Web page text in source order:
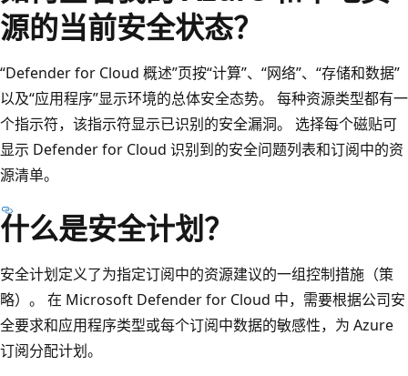
源的当前安全状态？
“Defender for Cloud 概述”页按“计算”、“网络”、“存储和数据”
以及“应用程序”显示环境的总体安全态势。 每种资源类型都有一
个指示符，该指示符显示已识别的安全漏洞。 选择每个磁贴可
显示 Defender for Cloud 识别到的安全问题列表和订阅中的资
源清单。
什么是安全计划？
安全计划定义了为指定订阅中的资源建议的一组控制措施（策
略）。 在 Microsoft Defender for Cloud 中，需要根据公司安
全要求和应用程序类型或每个订阅中数据的敏感性，为 Azure
订阅分配计划。